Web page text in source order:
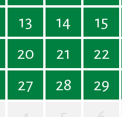
13 14 15
20 21 22
27 28 29